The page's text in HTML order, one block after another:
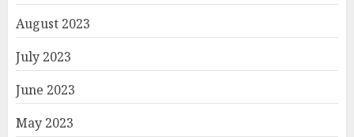
August 2023
July 2023
June 2023
May 2023